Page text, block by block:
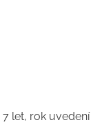
let, rok uvedení